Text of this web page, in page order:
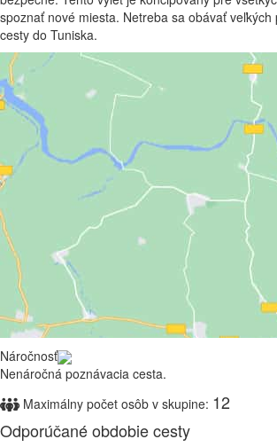
spoznať nové miesta. Netreba sa obávať veľkých
cesty do Tuniska.
Náročnosť
Nenáročná poznávacia cesta.
Maximálny počet osôb v skupine: 12
Odporúčané obdobie cesty